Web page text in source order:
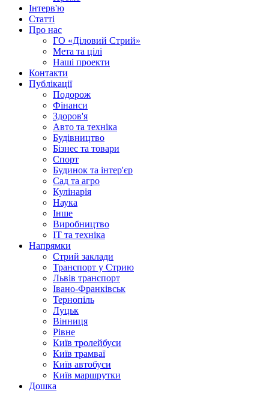
Інтерв'ю
Статті
Про нас
ГО «Діловий Стрий»
Мета та цілі
Наші проекти
Контакти
Публікації
Подорож
Фінанси
Здоров'я
Авто та техніка
Будівництво
Бізнес та товари
Спорт
Будинок та інтер'єр
Сад та агро
Кулінарія
Наука
Інше
Виробництво
IT та техніка
Напрямки
Стрий заклади
Транспорт у Стрию
Львів транспорт
Івано-Франківськ
Тернопіль
Луцьк
Вінниця
Рівне
Київ тролейбуси
Київ трамваї
Київ автобуси
Київ маршрутки
Дошка